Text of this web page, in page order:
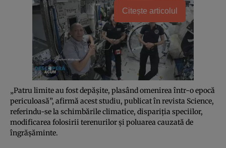
Citește articolul
„Patru limite au fost depăşite, plasând omenirea într-o epocă
periculoasă”, afirmă acest studiu, publicat în revista Science,
referindu-se la schimbările climatice, dispariţia speciilor,
modificarea folosirii terenurilor şi poluarea cauzată de
îngrăşăminte.